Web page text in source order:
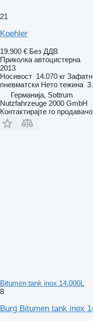
21
Koehler
19.900 € Без ДДВ
Приколка автоцистерна
2013
Носивост 14.070 кг
пневматски Нето тежина
Германија, Sottrum
Nutzfahrzeuge 2000 GmbH
Контактирајте го
Bitumen tank inox 14.000L
8
Burg Bitumen tank inox